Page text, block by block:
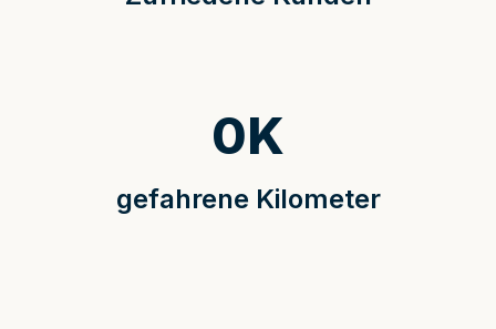
gefahrene Kilometer
0K